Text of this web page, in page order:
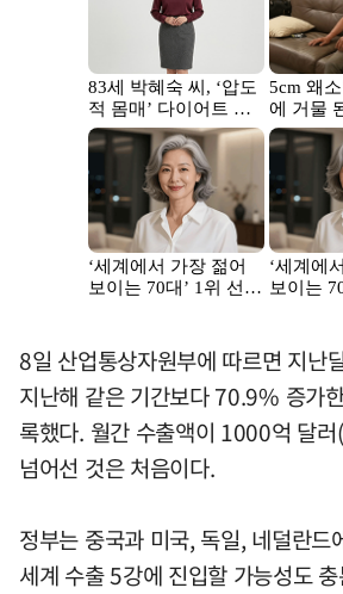
8일 산업통상자원부에 따르면 지난
지난해 같은 기간보다 70.9% 증가
록했다. 월간 수출액이 1000억 달
넘어선 것은 처음이다.
정부는 중국과 미국, 독일, 네덜란드
세계 수출 5강에 진입할 가능성도